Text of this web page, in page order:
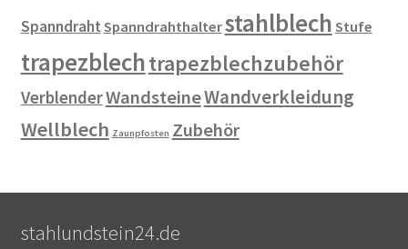
SpanndrahtSpanndrahthalterstahlblechStufe
trapezblechtrapezblechzubehör
VerblenderWandsteineWandverkleidung
Wellblech Zaunpfosten Zubehör
stahlundstein24.de